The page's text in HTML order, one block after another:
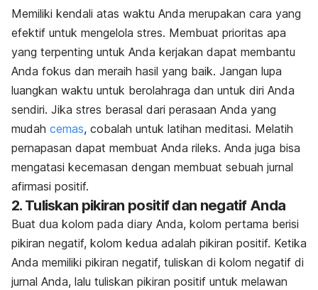
Memiliki kendali atas waktu Anda merupakan cara yang
efektif untuk mengelola stres. Membuat prioritas apa
yang terpenting untuk Anda kerjakan dapat membantu
Anda fokus dan meraih hasil yang baik. Jangan lupa
luangkan waktu untuk berolahraga dan untuk diri Anda
sendiri. Jika stres berasal dari perasaan Anda yang
mudah cemas, cobalah untuk latihan meditasi. Melatih
pernapasan dapat membuat Anda rileks. Anda juga bisa
mengatasi kecemasan dengan membuat sebuah jurnal
afirmasi positif.
2. Tuliskan pikiran positif dan negatif Anda
Buat dua kolom pada diary Anda, kolom pertama berisi
pikiran negatif, kolom kedua adalah pikiran positif. Ketika
Anda memiliki pikiran negatif, tuliskan di kolom negatif di
jurnal Anda, lalu tuliskan pikiran positif untuk melawan